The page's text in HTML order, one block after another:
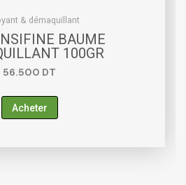
& démaquillant
BAUME
100GR
56.500 DT
Acheter